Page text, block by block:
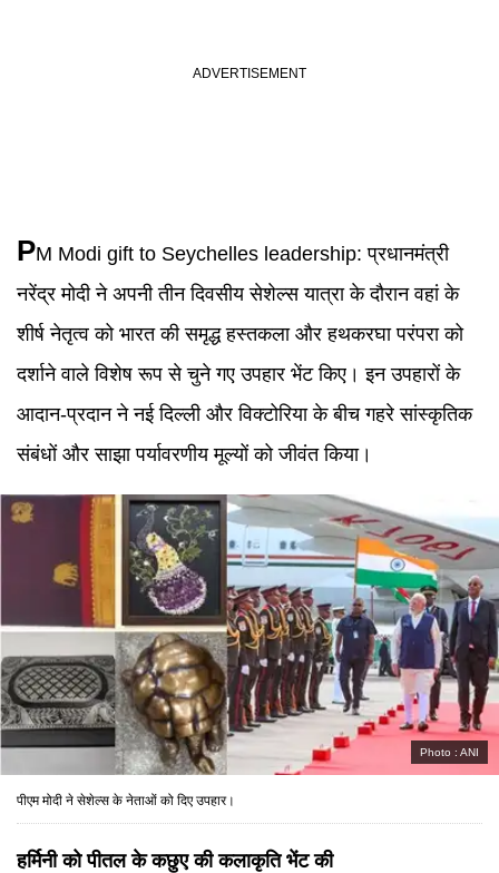
PM Modi gift to Seychelles leadership:प्रधानमंत्री
नरेंद्र मोदी ने अपनी तीन दिवसीय सेशेल्स यात्रा के दौरान वहां के
शीर्ष नेतृत्व को भारत की समृद्ध हस्तकला और हथकरघा परंपरा को
दर्शाने वाले विशेष रूप से चुने गए उपहार भेंट किए। इन उपहारों के
आदान-प्रदान ने नई दिल्ली और विक्टोरिया के बीच गहरे सांस्कृतिक
संबंधों और साझा पर्यावरणीय मूल्यों को जीवंत किया।
Photo : ANI
पीएम मोदी ने सेशेल्स के नेताओं को दिए उपहार।
हर्मिनी को पीतल के कछुए की कलाकृति भेंट की